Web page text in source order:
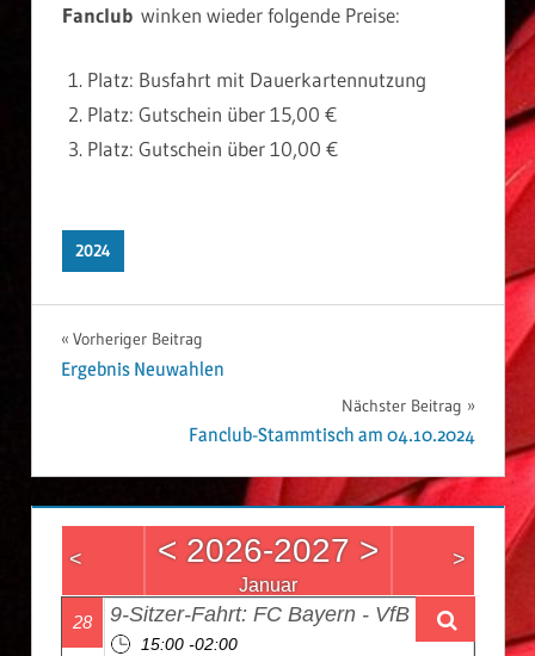
Fanclub winken wieder folgende Preise:
Platz: Busfahrt mit Dauerkartennutzung
Platz: Gutschein über 15,00 €
Platz: Gutschein über 10,00 €
2024
Beitrags-
Navigation
Vorheriger Beitrag
Ergebnis Neuwahlen
Nächster Beitrag
Fanclub-Stammtisch am 04.10.2024
< <2026-2027 >
Januar
>
28 9-Sitzer-Fahrt: FC Bayern - VfB Stuttgart
15:00 -02:00